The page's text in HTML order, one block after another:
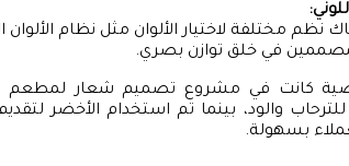
نظم مختلفة لاختيار الألوان مثل نظام الألوان
في خلق توازن بصري.
كانت في مشروع تصميم شعار لمطعم
للترحاب والود، بينما تم استخدام الأخضر
بسهولة.